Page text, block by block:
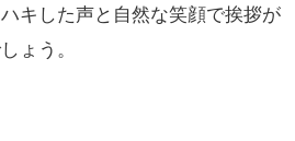
キした声と自然な笑顔で挨拶が
ょう。